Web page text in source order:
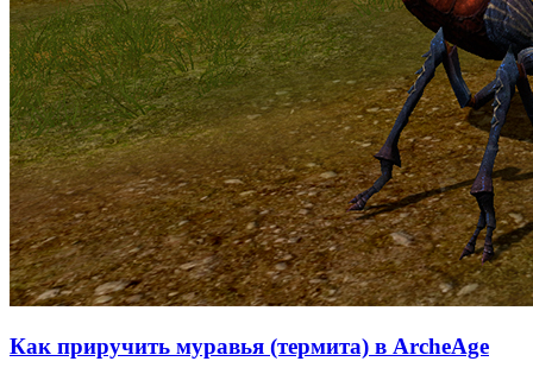
Как приручить муравья (термита) в ArcheAge